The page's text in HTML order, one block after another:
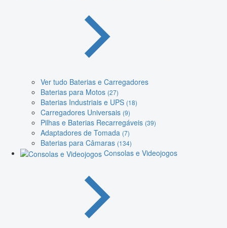
Ver tudo Baterias e Carregadores
Baterias para Motos (27)
Baterias Industriais e UPS (18)
Carregadores Universais (9)
Pilhas e Baterias Recarregáveis (39)
Adaptadores de Tomada (7)
Baterias para Câmaras (134)
Consolas e Videojogos